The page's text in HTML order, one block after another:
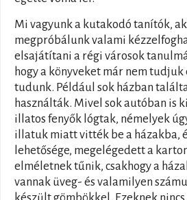
Mi vagyunk a kutakodó tanítók,
megpróbálunk valami
elsajátítani a régi városok
hogy a könyveket már nem
tudunk. Például sok házban
használták. Mivel sok autóban is
illatos fenyők lógtak, némelyek
illatuk miatt vitték be a házakba,
lehetősége, megelégedett a
elméletnek tűnik, csakhogy a
vannak üveg- és valamilyen
készült gömbökkel. Ezeknek